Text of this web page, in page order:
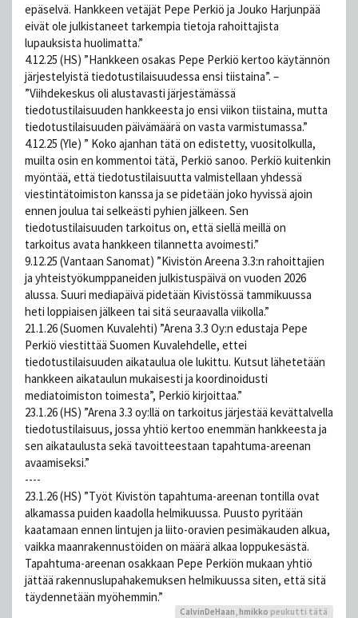
epäselvä. Hankkeen vetäjät Pepe Perkiö ja Jouko Harjunpää
eivät ole julkistaneet tarkempia tietoja rahoittajista
lupauksista huolimatta.”
4.12.25 (HS) ”Hankkeen osakas Pepe Perkiö kertoo käytännön
järjestelyistä tiedotustilaisuudessa ensi tiistaina”. –
”Viihdekeskus oli alustavasti järjestämässä
tiedotustilaisuuden hankkeesta jo ensi viikon tiistaina, mutta
tiedotustilaisuuden päivämäärä on vasta varmistumassa.”
4.12.25 (Yle) ” Koko ajanhan tätä on edistetty, vuositolkulla,
muilta osin en kommentoi tätä, Perkiö sanoo. Perkiö kuitenkin
myöntää, että tiedotustilaisuutta valmistellaan yhdessä
viestintätoimiston kanssa ja se pidetään joko hyvissä ajoin
ennen joulua tai selkeästi pyhien jälkeen. Sen
tiedotustilaisuuden tarkoitus on, että siellä meillä on
tarkoitus avata hankkeen tilannetta avoimesti.”
9.12.25 (Vantaan Sanomat) ”Kivistön Areena 3.3:n rahoittajien
ja yhteistyökumppaneiden julkistuspäivä on vuoden 2026
alussa. Suuri mediapäivä pidetään Kivistössä tammikuussa
heti loppiaisen jälkeen tai sitä seuraavalla viikolla.”
21.1.26 (Suomen Kuvalehti) ”Arena 3.3 Oy:n edustaja Pepe
Perkiö viestittää Suomen Kuvalehdelle, ettei
tiedotustilaisuuden aikataulua ole lukittu. Kutsut lähetetään
hankkeen aikataulun mukaisesti ja koordinoidusti
mediatoimiston toimesta”, Perkiö kirjoittaa.”
23.1.26 (HS) ”Arena 3.3 oy:llä on tarkoitus järjestää kevättalvella
tiedotustilaisuus, jossa yhtiö kertoo enemmän hankkeesta ja
sen aikataulusta sekä tavoitteestaan tapahtuma-areenan
avaamiseksi.”
----
23.1.26 (HS) ”Työt Kivistön tapahtuma-areenan tontilla ovat
alkamassa puiden kaadolla helmikuussa. Puusto pyritään
kaatamaan ennen lintujen ja liito-oravien pesimäkauden alkua,
vaikka maanrakennustöiden on määrä alkaa loppukesästä.
Tapahtuma-areenan osakkaan Pepe Perkiön mukaan yhtiö
jättää rakennuslupahakemuksen helmikuussa siten, että sitä
täydennetään myöhemmin.”
CalvinDeHaan hmikko peukutti tätä